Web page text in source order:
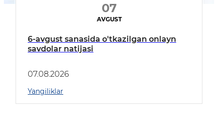
07
AVGUST
6-avgust sanasida o'tkazilgan onlayn
savdolar natijasi
07.08.2026
Yangiliklar